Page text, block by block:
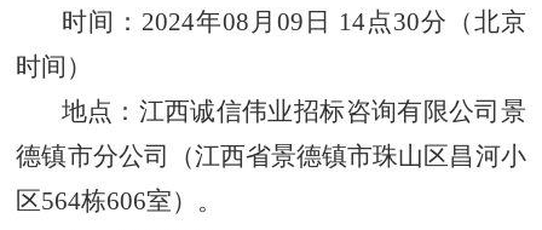
时间：2024年08月09日 14点30分（北京
时间）
地点：江西诚信伟业招标咨询有限公司景
德镇市分公司（江西省景德镇市珠山区昌河小
区564栋606室）。